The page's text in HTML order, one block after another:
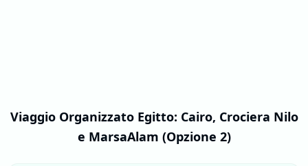
Viaggio Organizzato Egitto: Cairo, Crociera Nilo
e MarsaAlam (Opzione 2)